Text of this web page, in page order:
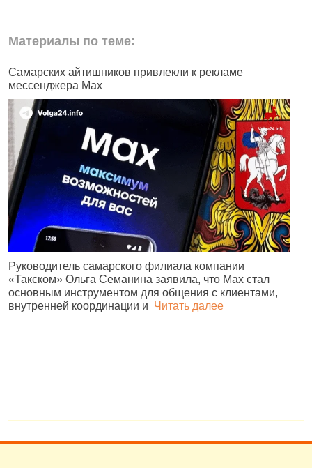
Материалы по теме:
Самарских айтишников привлекли к рекламе
мессенджера Max
Руководитель самарского филиала компании
«Такском» Ольга Семанина заявила, что Max стал
основным инструментом для общения с клиентами,
внутренней координации и Читать далее